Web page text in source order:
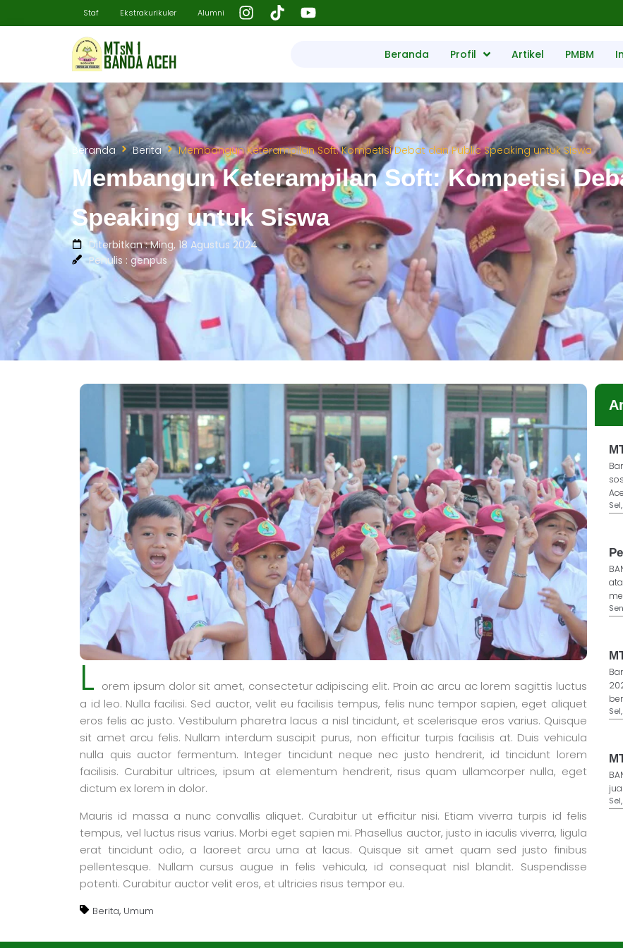
Staf Ekstrakurikuler Alumni
Beranda Profil Artikel PMBM
Beranda Berita Membangun Keterampilan Soft: Kompetisi Debat dan Public Speaking untuk Siswa
Membangun Keterampilan Soft: Kompetisi
Speaking untuk Siswa
Diterbitkan : Ming, 18 Agustus 2024
Penulis : genpus
L orem ipsum dolor sit amet, consectetur adipiscing elit. Proin ac arcu ac lorem sagittis luctus
a id leo. Nulla facilisi. Sed auctor, velit eu facilisis tempus, felis nunc tempor sapien, eget aliquet
eros felis ac justo. Vestibulum pharetra lacus a nisl tincidunt, et scelerisque eros varius. Quisque
sit amet arcu felis. Nullam interdum suscipit purus, non efficitur turpis facilisis at. Duis vehicula
nulla quis auctor fermentum. Integer tincidunt neque nec justo hendrerit, id tincidunt lorem
facilisis. Curabitur ultrices, ipsum at elementum hendrerit, risus quam ullamcorper nulla, eget
dictum ex lorem in dolor.
Mauris id massa a nunc convallis aliquet. Curabitur ut efficitur nisi. Etiam viverra turpis id felis
tempus, vel luctus risus varius. Morbi eget sapien mi. Phasellus auctor, justo in iaculis viverra, ligula
erat tincidunt odio, a laoreet arcu urna at lacus. Quisque sit amet quam sed justo finibus
pellentesque. Nullam cursus augue in felis vehicula, id consequat nisl blandit. Suspendisse
potenti. Curabitur auctor velit eros, et ultricies risus tempor eu.
Berita, Umum